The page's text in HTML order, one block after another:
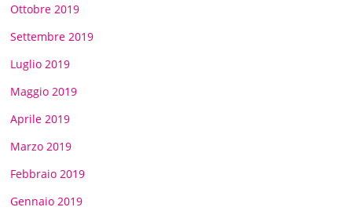
Ottobre 2019
Settembre 2019
Luglio 2019
Maggio 2019
Aprile 2019
Marzo 2019
Febbraio 2019
Gennaio 2019